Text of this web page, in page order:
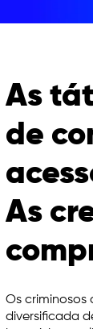
As
de
As
Os
diversificada